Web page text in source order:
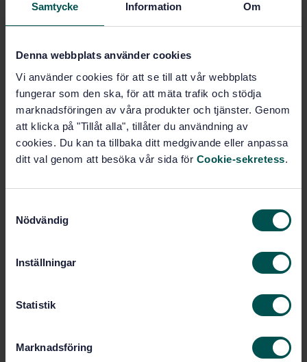
Samtycke Information Om
Denna webbplats använder cookies
Vi använder cookies för att se till att vår webbplats
fungerar som den ska, för att mäta trafik och stödja
marknadsföringen av våra produkter och tjänster. Genom
att klicka på "Tillåt alla", tillåter du användning av
cookies. Du kan ta tillbaka ditt medgivande eller anpassa
ditt val genom att besöka vår sida för Cookie-sekretess.
Nödvändig
Inställningar
Statistik
Marknadsföring
SVENSK STANDARD · SS-EN 61355-1
och klassificering
Prenumerera på standarden - Läs mer
Pris:
PDF
Lägg i varukorgen
Fler alternativ
Språk: Svenska
Internationell titel:
designation of documents for plants,
systems and equipment - Part 1: Rules
and classification tables